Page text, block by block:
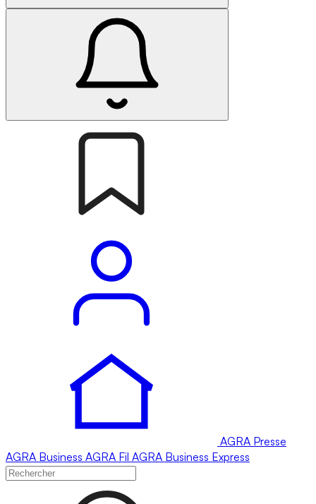
AGRA Presse
AGRA Business AGRA Fil AGRA Business Express